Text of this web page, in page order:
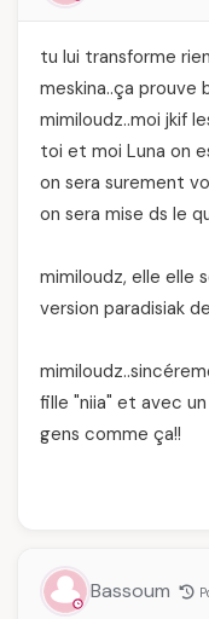
tu lui transforme
meskina..ça prouve
mimiloudz..moi jkif
toi et moi Luna on
on sera surement
on sera mise ds le
mimiloudz, elle elle
version paradisiak
fille "niia" et avec
gens comme ça!!
Bassoum